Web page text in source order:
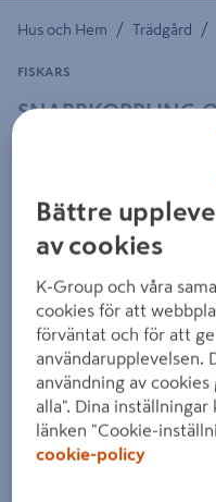
Hus och Hem / Trädgård /
SNABBKOPPLING
FISKARS
Detaljerad beskrivning
Föregående
Bättre
av cookies
K-Group och våra
cookies för att
förväntat och för att
användarupplevelsen.
användning av
alla". Dina inställningar
länken "Cookie-
cookie-policy